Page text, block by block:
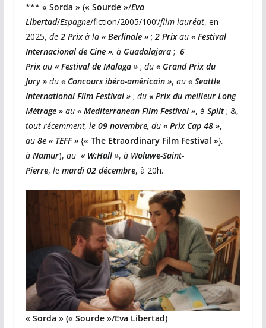
*** « Sorda » (« Sourde »/Eva
Libertad/Espagne/fiction/2005/100’/film lauréat, en
2025, de2 Prixà la« Berlinale » ; 2 Prixau « Festival
Internacional de Cine », àGuadalajara ; 6
Prixau « Festival de Malaga »; du « Grand Prix du
Jury » du « Concours ibéro-américain », au « Seattle
International Film Festival »; du « Prix du meilleur Long
Métrage » au« Mediterranean Film Festival », à Split; &,
tout récemment, le 09 novembre, du« Prix Cap 48 »,
au8e « TEFF »{« The Etraordinary Film Festival »},
à Namur), au « W:Hall », à Woluwe-Saint-
Pierre, lemardi 02 décembre, à 20h.
« Sorda » (« Sourde »/Eva Libertad)